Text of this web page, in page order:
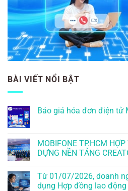
BÀI VIẾT NỔI BẬT
Báo giá hóa đơn điện tử
MOBIFONE TP.HCM
DỰNG NỀN TẢNG
Từ 01/07/2026, doanh
dụng Hợp đồng lao